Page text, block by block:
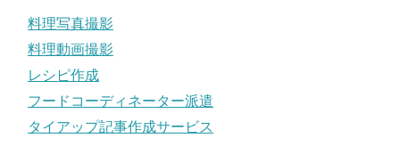
料理写真撮影
料理動画撮影
レシピ作成
フードコーディネーター派遣
タイアップ記事作成サービス